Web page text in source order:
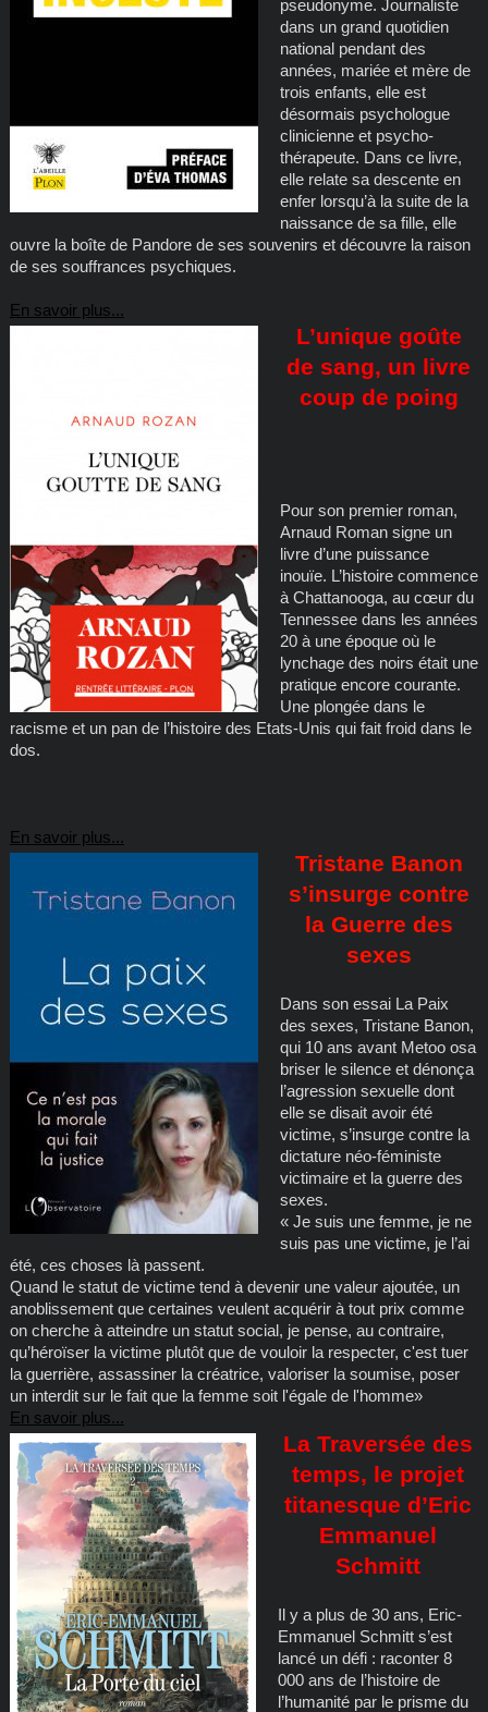
pseudonyme. Journaliste
dans un grand quotidien
national pendant des
années, mariée et mère de
trois enfants, elle est
désormais psychologue
clinicienne et psycho-
thérapeute. Dans ce livre,
elle relate sa descente en
enfer lorsqu’à la suite de la
naissance de sa fille, elle
ouvre la boîte de Pandore de ses souvenirs et découvre la raison
de ses souffrances psychiques.
En savoir plus...
L’unique goûte
de sang, un livre
coup de poing
Pour son premier roman,
Arnaud Roman signe un
livre d’une puissance
inouïe. L’histoire commence
à Chattanooga, au cœur du
Tennessee dans les années
20 à une époque où le
lynchage des noirs était une
pratique encore courante.
Une plongée dans le
racisme et un pan de l’histoire des Etats-Unis qui fait froid dans le
dos.
En savoir plus...
Tristane Banon
s’insurge contre
la Guerre des
sexes
Dans son essai La Paix
des sexes, Tristane Banon,
qui 10 ans avant Metoo osa
briser le silence et dénonça
l’agression sexuelle dont
elle se disait avoir été
victime, s’insurge contre la
dictature néo-féministe
victimaire et la guerre des
sexes.
« Je suis une femme, je ne
suis pas une victime, je l’ai
été, ces choses là passent.
Quand le statut de victime tend à devenir une valeur ajoutée, un
anoblissement que certaines veulent acquérir à tout prix comme
on cherche à atteindre un statut social, je pense, au contraire,
qu’héroïser la victime plutôt que de vouloir la respecter, c'est tuer
la guerrière, assassiner la créatrice, valoriser la soumise, poser
un interdit sur le fait que la femme soit l'égale de l'homme»
En savoir plus...
La Traversée des
temps, le projet
titanesque d’Eric
Emmanuel
Schmitt
Il y a plus de 30 ans, Eric-
Emmanuel Schmitt s’est
lancé un défi : raconter 8
000 ans de l’histoire de
l’humanité par le prisme du